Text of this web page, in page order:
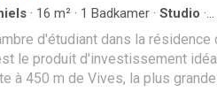
· 16 m² · 1 Badkamer · Studio ·
d'étudiant dans la résidence
le produit d'investissement
à 450 m de Vives, la plus